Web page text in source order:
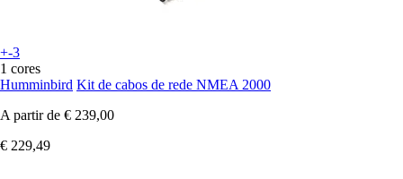
+-3
1 cores
Humminbird Kit de cabos de rede NMEA 2000
A partir de € 239,00
€ 229,49